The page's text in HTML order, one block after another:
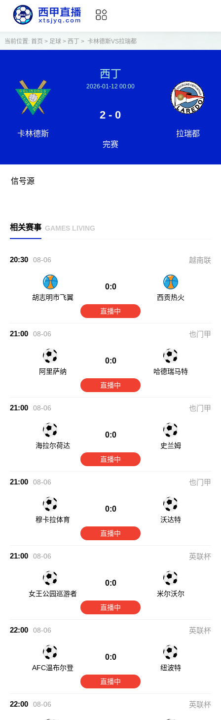
当前位置: 首页 > 足球> 西丁 > 卡林德斯VS拉瑞都
卡林德斯
西丁
2026-01-12 00:00
2 - 0
完赛
拉瑞都
信号源
相关赛事 GAMES LIVING
20:30 08-06 越南联
胡志明市飞翼
0:0
西贡热火
直播中
21:00 08-06 也门甲
阿里萨纳
0:0
哈德瑞马特
直播中
21:00 08-06 也门甲
海拉尔荷达
0:0
史兰姆
直播中
21:00 08-06 也门甲
穆卡拉体育
0:0
沃达特
直播中
21:00 08-06 英联杯
女王公园巡游者
0:0
米尔沃尔
直播中
22:00 08-06 英联杯
AFC温布尔登
0:0
纽波特
直播中
22:00 08-06 英联杯